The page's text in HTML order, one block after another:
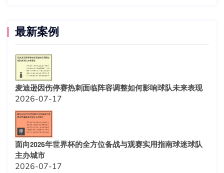
最新案例
麦迪逊因伤停赛热刺面临阵容调整如何影响球队未来表现
2026-07-17
面向2026年世界杯的全方位备战与观赛实用指南球迷球队
主办城市
2026-07-17